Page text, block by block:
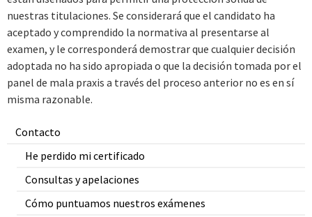
Contacto
He perdido mi certificado
Consultas y apelaciones
Cómo puntuamos nuestros exámenes
nuestras titulaciones. Se considerará que el candidato ha
aceptado y comprendido la normativa al presentarse al
examen, y le corresponderá demostrar que cualquier decisión
adoptada no ha sido apropiada o que la decisión tomada por el
panel de mala praxis a través del proceso anterior no es en sí
misma razonable.